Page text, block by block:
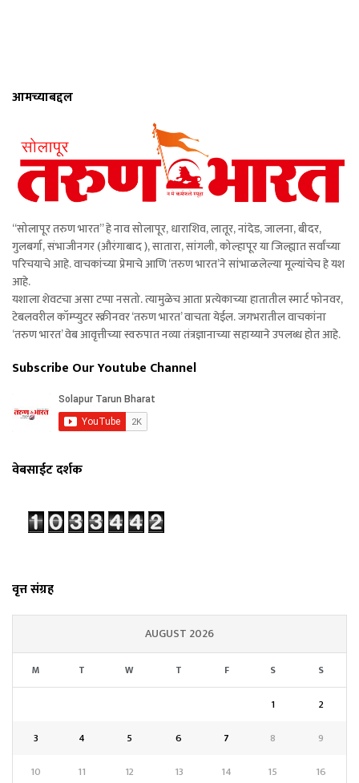
आमच्याबद्दल
“सोलापूर तरुण भारत” हे नाव सोलापूर, धाराशिव, लातूर, नांदेड, जालना, बीदर,
गुलबर्गा, संभाजीनगर (औरंगाबाद ), सातारा, सांगली, कोल्हापूर या जिल्ह्यात सर्वांच्या
परिचयाचे आहे. वाचकांच्या प्रेमाचे आणि ‘तरुण भारत’ने सांभाळलेल्या मूल्यांचेच हे यश
आहे.
यशाला शेवटचा असा टप्पा नसतो. त्यामुळेच आता प्रत्येकाच्या हातातील स्मार्ट फोनवर,
टेबलवरील कॉम्प्युटर स्क्रीनवर ‘तरुण भारत’ वाचता येईल. जगभरातील वाचकांना
‘तरुण भारत’ वेब आवृत्तीच्या स्वरुपात नव्या तंत्रज्ञानाच्या सहाय्याने उपलब्ध होत आहे.
Subscribe Our Youtube Channel
वेबसाईट दर्शक
वृत्त संग्रह
AUGUST 2026
M T W T F S S
1
2
3
4 5 6 7 8
9
10
11 12 13 14 15 16